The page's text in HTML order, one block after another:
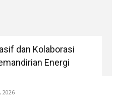
dan Kolaborasi
Energi
2026